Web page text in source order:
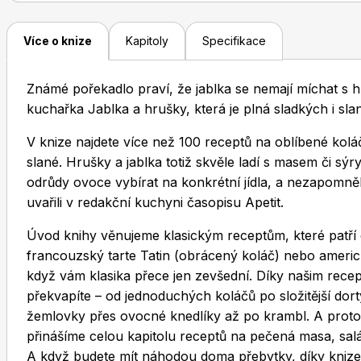
Více o knize Kapitoly Specifikace
Známé pořekadlo praví, že jablka se nemají míchat s
kuchařka Jablka a hrušky, která je plná sladkých i
V knize najdete více než 100 receptů na oblíbené
slané. Hrušky a jablka totiž skvěle ladí s masem či
odrůdy ovoce vybírat na konkrétní jídla, a
uvařili v redakční kuchyni časopisu Apetit.
Úvod knihy věnujeme klasickým receptům, které
francouzský tarte Tatin (obrácený koláč) nebo
když vám klasika přece jen zevšední. Díky našim
překvapíte – od jednoduchých koláčů po složitější
žemlovky přes ovocné knedlíky až po krambl. A
přinášíme celou kapitolu receptů na pečená masa,
A když budete mít náhodou doma přebytky, díky